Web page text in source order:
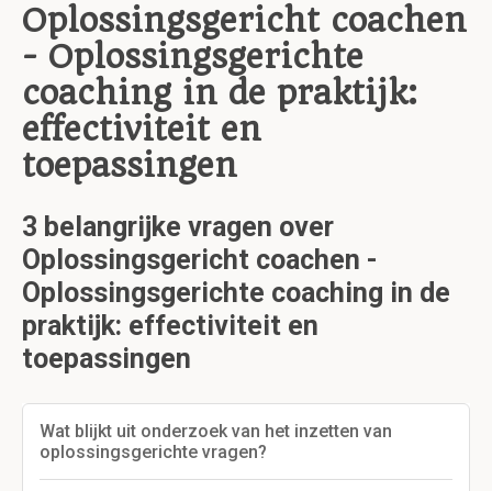
Oplossingsgericht coachen
- Oplossingsgerichte
coaching in de praktijk:
effectiviteit en
toepassingen
3 belangrijke vragen over
Oplossingsgericht coachen -
Oplossingsgerichte coaching in de
praktijk: effectiviteit en
toepassingen
Wat blijkt uit onderzoek van het inzetten van
oplossingsgerichte vragen?